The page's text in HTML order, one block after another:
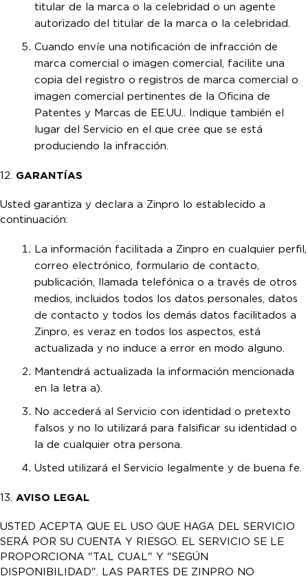
titular de la marca o la celebridad o un agente
autorizado del titular de la marca o la celebridad.
Cuando envíe una notificación de infracción de
marca comercial o imagen comercial, facilite una
copia del registro o registros de marca comercial o
imagen comercial pertinentes de la Oficina de
Patentes y Marcas de EE.UU.. Indique también el
lugar del Servicio en el que cree que se está
produciendo la infracción.
12. GARANTÍAS
Usted garantiza y declara a Zinpro lo establecido a
continuación:
La información facilitada a Zinpro en cualquier perfil,
correo electrónico, formulario de contacto,
publicación, llamada telefónica o a través de otros
medios, incluidos todos los datos personales, datos
de contacto y todos los demás datos facilitados a
Zinpro, es veraz en todos los aspectos, está
actualizada y no induce a error en modo alguno.
Mantendrá actualizada la información mencionada
en la letra a).
No accederá al Servicio con identidad o pretexto
falsos y no lo utilizará para falsificar su identidad o
la de cualquier otra persona.
Usted utilizará el Servicio legalmente y de buena fe.
13. AVISO LEGAL
USTED ACEPTA QUE EL USO QUE HAGA DEL SERVICIO
SERÁ POR SU CUENTA Y RIESGO. EL SERVICIO SE LE
PROPORCIONA "TAL CUAL" Y "SEGÚN
DISPONIBILIDAD". LAS PARTES DE ZINPRO NO